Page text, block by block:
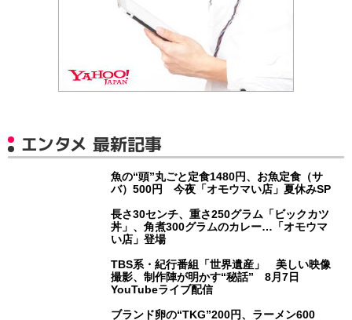
エンタメ 最新記事
魚の“頭”丸ごと定食1480円、お魚定食（サ
バ）500円 今夜「オモウマい店」夏休みSP
長さ30センチ、重さ250グラム「ビックカツ
丼」、角煮300グラムのカレー…「オモウマ
い店」登場
TBS系・紀行番組「世界遺産」 美しい映像
撮影、制作陣が明かす“秘話” 8月7日
YouTubeライブ配信
ブランド卵の“TKG”200円、ラーメン600